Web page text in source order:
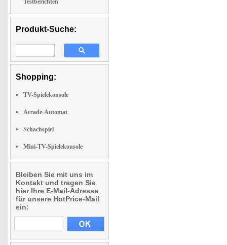
Testberichten
Produkt-Suche:
Shopping:
TV-Spielekonsole
Arcade-Automat
Schachspiel
Mini-TV-Spielekonsole
Bleiben Sie mit uns im
Kontakt und tragen Sie
hier Ihre E-Mail-Adresse
für unsere HotPrice-Mail
ein: